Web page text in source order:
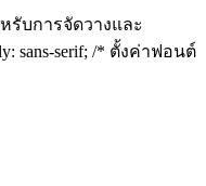
รับการจัดวางและ
sans-serif; /* ตั้งค่าฟอนต์